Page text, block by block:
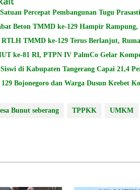
Percepat Pembangunan Tugu
Beton TMMD ke-129 Hampir Rampung,
RTLH TMMD ke-129 Terus Berlanjut,
ke-81 RI, PTPN IV PalmCo Gelar
di Kabupaten Tangerang Capai 21,4
Bojonegoro dan Warga Dusun Krebet
Bunut seberang TPPKK UMKM